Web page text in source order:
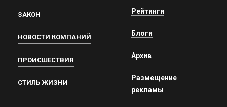
ЗАКОН
НОВОСТИ КОМПАНИЙ
ПРОИСШЕСТВИЯ
СТИЛЬ ЖИЗНИ
Рейтинги
Блоги
Архив
Размещение
рекламы